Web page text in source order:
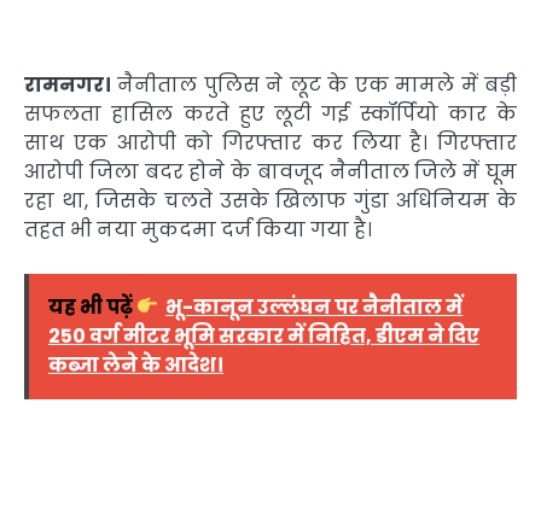
रामनगर। नैनीताल पुलिस ने लूट के एक मामले में बड़ी
सफलता हासिल करते हुए लूटी गई स्कॉर्पियो कार के
साथ एक आरोपी को गिरफ्तार कर लिया है। गिरफ्तार
आरोपी जिला बदर होने के बावजूद नैनीताल जिले में घूम
रहा था, जिसके चलते उसके खिलाफ गुंडा अधिनियम के
तहत भी नया मुकदमा दर्ज किया गया है।
यह भी पढ़ें
भू-कानून उल्लंघन पर नैनीताल में
250 वर्ग मीटर भूमि सरकार में निहित, डीएम ने दिए
कब्जा लेने के आदेश।